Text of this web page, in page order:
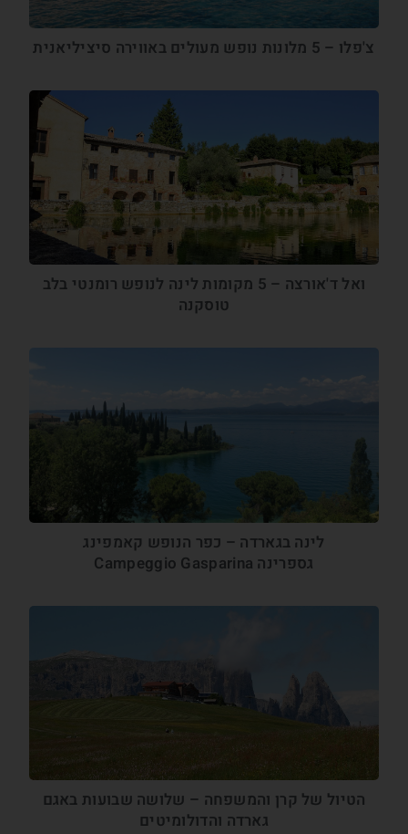
צ'פלו – 5 מלונות נופש מעולים באווירה סיציליאנית
ואל ד'אורצה – 5 מקומות לינה לנופש רומנטי בלב
טוסקנה
לינה בגארדה – כפר הנופש קאמפינג
גספרינה Campeggio Gasparina
הטיול של קרן והמשפחה – שלושה שבועות באגם
גארדה והדולומיטים